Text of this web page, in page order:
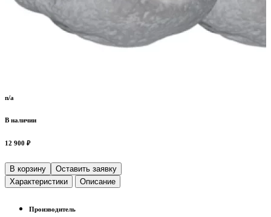
n/a
В наличии
12 900 ₽
В корзину
Оставить заявку
Характеристики
Описание
Производитель